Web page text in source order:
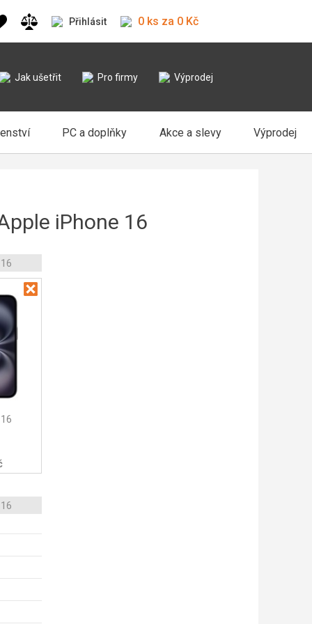
Přihlásit 0 ks za 0 Kč
Jak ušetřit Pro firmy Výprodej
PC a doplňky Akce a slevy Výprodej
iPhone 16